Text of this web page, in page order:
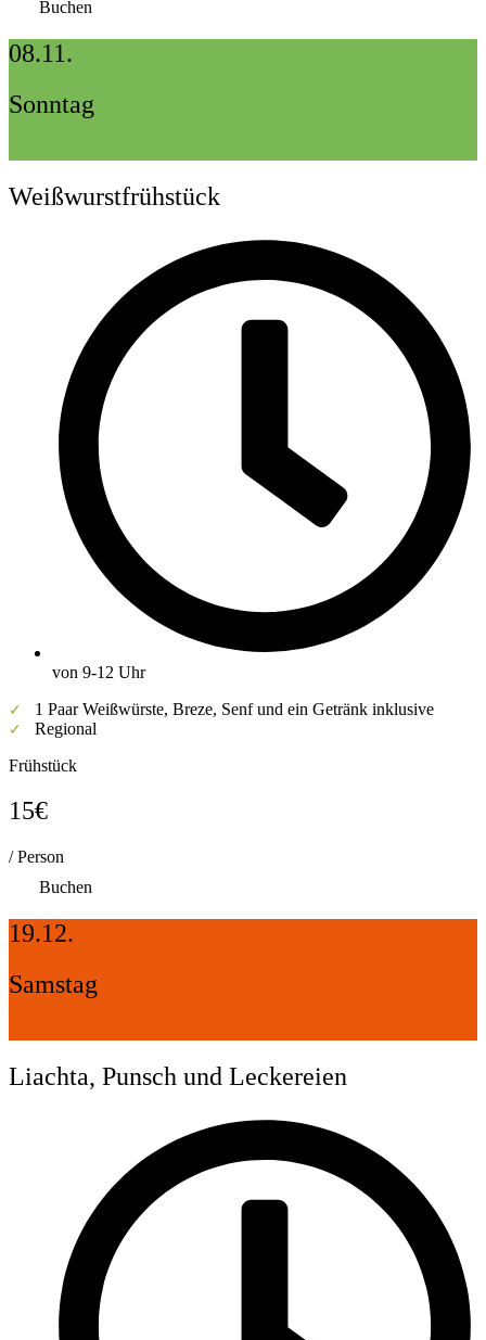
Buchen
08.11.
Sonntag
Weißwurstfrühstück
von 9-12 Uhr
✓ 1 Paar Weißwürste, Breze, Senf und ein Getränk inklusive
✓
Regional
Frühstück
15€
/ Person
Buchen
19.12.
Samstag
Liachta, Punsch und Leckereien